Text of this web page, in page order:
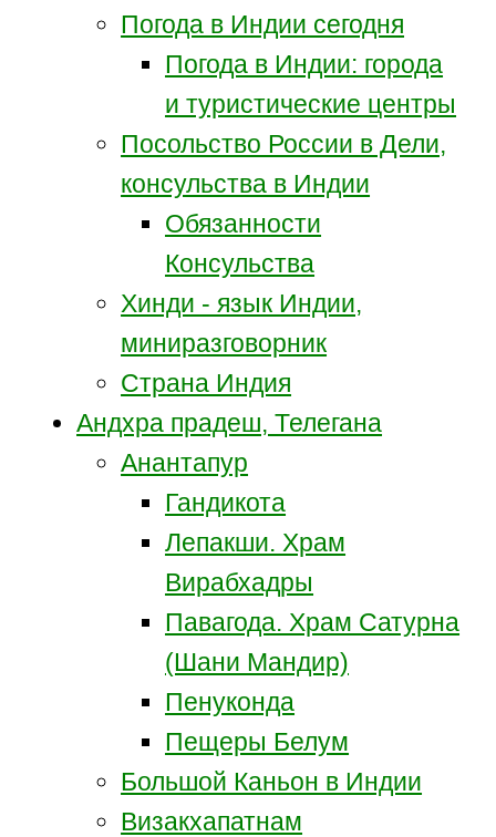
Погода в Индии сегодня
Погода в Индии: города
и туристические центры
Посольство России в Дели,
консульства в Индии
Обязанности
Консульства
Хинди - язык Индии,
миниразговорник
Страна Индия
Андхра прадеш, Телегана
Анантапур
Гандикота
Лепакши. Храм
Вирабхадры
Павагода. Храм Сатурна
(Шани Мандир)
Пенуконда
Пещеры Белум
Большой Каньон в Индии
Визакхапатнам